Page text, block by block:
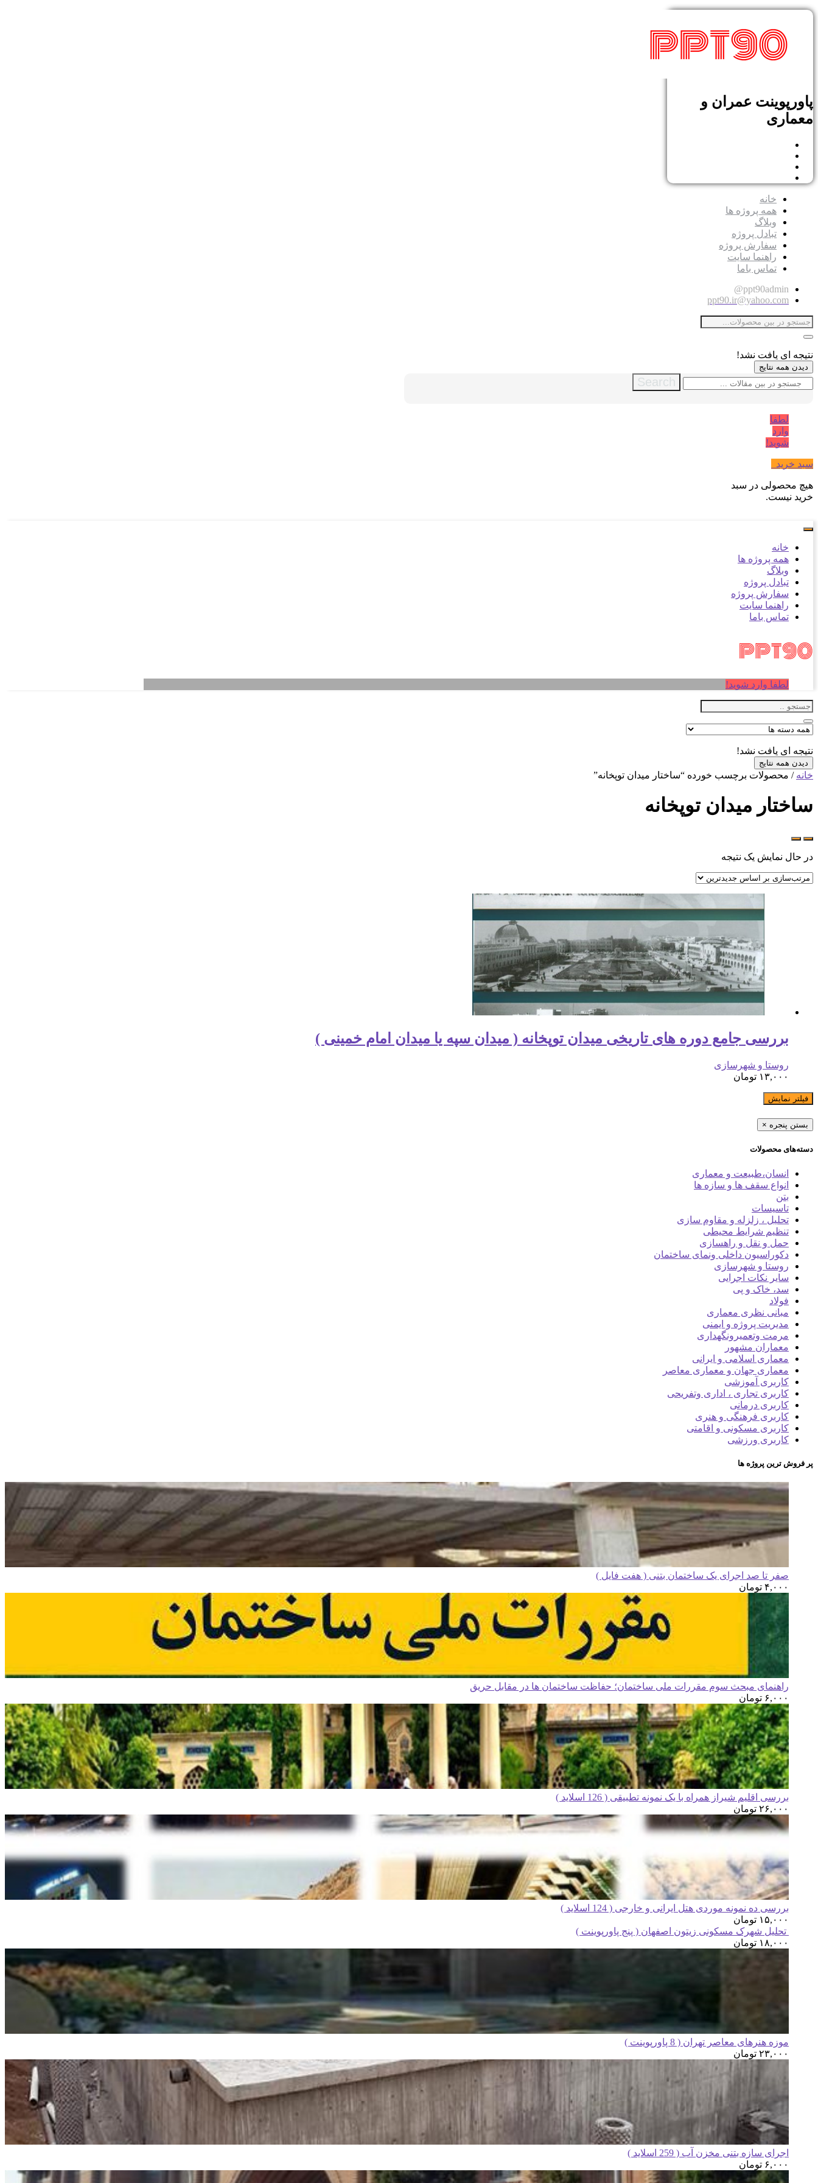
پاورپوینت عمران و
معماری
خانه
همه پروژه ها
وبلاگ
تبادل پروژه
سفارش پروژه
راهنما سایت
تماس باما
ppt90admin@
ppt90.ir@yahoo.com
نتیجه ای یافت نشد!
دیدن همه نتایج
Search
لطفا
وارد
شوید!
سبد خرید
هیچ محصولی در سبد
خرید نیست.
خانه
همه پروژه ها
وبلاگ
تبادل پروژه
سفارش پروژه
راهنما سایت
تماس باما
لطفا وارد شوید!
نتیجه ای یافت نشد!
دیدن همه نتایج
خانه / محصولات برچسب خورده “ساختار میدان توپخانه”
ساختار میدان توپخانه
در حال نمایش یک نتیجه
بررسی جامع دوره های تاریخی میدان توپخانه ( میدان سپه یا میدان امام خمینی )
روستا و شهرسازی
۱۳,۰۰۰ تومان
فیلتر نمایش
بستن پنجره ×
دسته‌های محصولات
انسان،طبیعت و معماری
انواع سقف ها و سازه ها
بتن
تاسیسات
تحلیل ، زلزله و مقاوم سازی
تنظیم شرایط محیطی
حمل و نقل و راهسازی
دکوراسیون داخلی ونمای ساختمان
روستا و شهرسازی
سایر نکات اجرایی
سد، خاک و پی
فولاد
مبانی نظری معماری
مدیریت پروژه و ایمنی
مرمت وتعمیرونگهداری
معماران مشهور
معماری اسلامی و ایرانی
معماری جهان و معماری معاصر
کاربری آموزشی
کاربری تجاری ، اداری وتفریحی
کاربری درمانی
کاربری فرهنگی و هنری
کاربری مسکونی و اقامتی
کاربری ورزشی
پر فروش ترین پروژه ها
صفر تا صد اجرای یک ساختمان بتنی ( هفت فایل )
۴,۰۰۰ تومان
راهنمای مبحث سوم مقررات ملی ساختمان؛ حفاظت ساختمان ها در مقابل حریق
۶,۰۰۰ تومان
بررسی اقلیم شیراز همراه با یک نمونه تطبیقی ( 126 اسلاید )
۲۶,۰۰۰ تومان
بررسی ده نمونه موردی هتل ایرانی و خارجی ( 124 اسلاید )
۱۵,۰۰۰ تومان
تحلیل شهرک مسکونی زیتون اصفهان ( پنج پاورپوینت )
۱۸,۰۰۰ تومان
موزه هنرهای معاصر تهران ( 8 پاورپوینت )
۲۳,۰۰۰ تومان
اجرای سازه بتنی مخزن آب ( 259 اسلاید )
۶,۰۰۰ تومان